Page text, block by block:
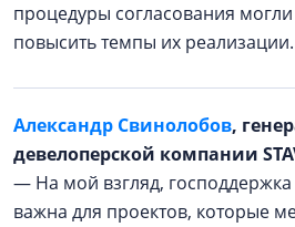
процедуры согласования
повысить темпы их реализации.
Александр Свинолобов,
девелоперской компании
— На мой взгляд,
важна для проектов, которые